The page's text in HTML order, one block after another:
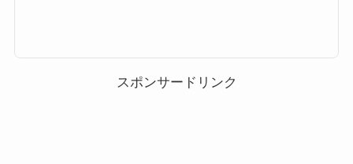
ツム（Tsum Tsum）では毎月新ツムが...
スポンサードリンク